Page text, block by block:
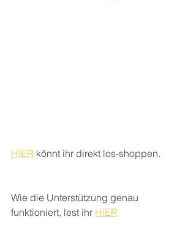
HIER könnt ihr direkt los-shoppen.
Wie die Unterstützung genau
funktioniert, lest ihr HIER